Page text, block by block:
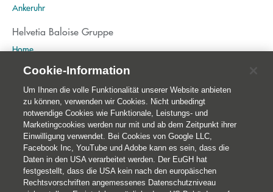
Ankeruhr
Helvetia Baloise Gruppe
Home
Publikationen
Nachhaltigkeit
Cookie-Information
Um Ihnen die volle Funktionalität unserer Website anbieten
zu können, verwenden wir Cookies. Nicht unbedingt
notwendige Cookies wie Funktionale, Leistungs- und
Marketingcookies werden nur mit und ab dem Zeitpunkt ihrer
Einwilligung verwendet. Bei Cookies von Google LLC,
Facebook Inc, YouTube und Adobe kann es sein, dass die
Daten in den USA verarbeitet werden. Der EuGH hat
festgestellt, dass die USA kein nach den europäischen
Rechtsvorschriften angemessenes Datenschutzniveau